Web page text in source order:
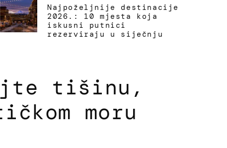
Najpoželjnije destinacije
2026.: 10 mjesta koja
iskusni putnici
rezerviraju u siječnju
tišinu,
moru